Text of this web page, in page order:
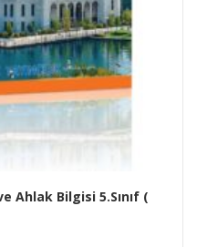
Ahlak Bilgisi 5.Sınıf (